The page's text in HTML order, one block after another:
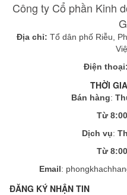
Công ty Cổ phần Kinh
Địa chỉ: Tổ dân phố Riễu,
Điện thoại:
THỜI
Bán hàng:
Từ
Dịch vụ:
Từ
Email:
ĐĂNG KÝ NHẬN TIN